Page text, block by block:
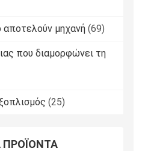
αποτελούν μηχανή (69)
που διαμορφώνει τη
(25)
ΠΡΟΪΌΝΤΑ